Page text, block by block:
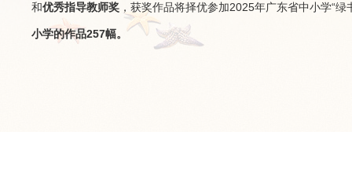
和优秀指导教师奖 ，获奖作品将择优参加2025年广东省中小学“
小学的作品257幅。